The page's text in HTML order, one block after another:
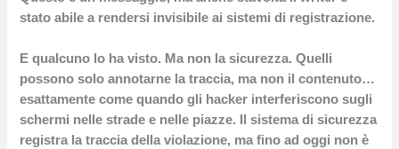
stato abile a rendersi invisibile ai sistemi di registrazione.
E qualcuno lo ha visto. Ma non la sicurezza. Quelli
possono solo annotarne la traccia, ma non il contenuto…
esattamente come quando gli hacker interferiscono sugli
schermi nelle strade e nelle piazze. Il sistema di sicurezza
registra la traccia della violazione, ma fino ad oggi non è